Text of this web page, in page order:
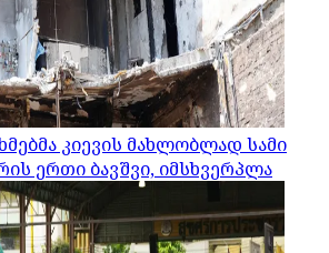
კიევის მახლობლად სამი
ერთი ბავშვი, იმსხვერპლა